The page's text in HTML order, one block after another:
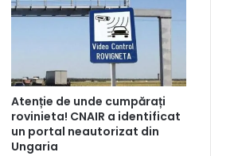
Atenție de unde cumpărați
rovinieta! CNAIR a identificat
un portal neautorizat din
Ungaria